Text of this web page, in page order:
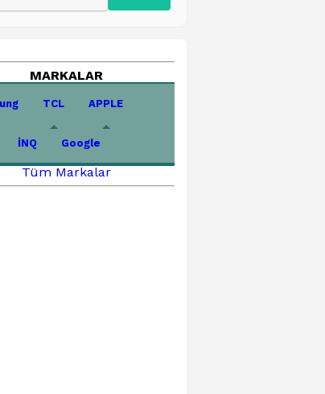
MARKALAR
TCL APPLE
İNQ Google
Tüm Markalar